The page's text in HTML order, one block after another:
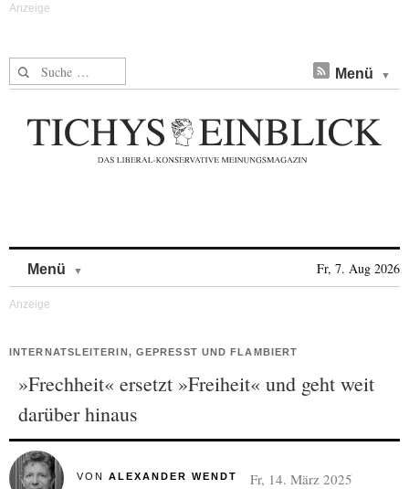
Suche nach: Menü
Menü Fr, 7. Aug 2026
INTERNATSLEITERIN, GEPRESST UND FLAMBIERT
»Frechheit« ersetzt »Freiheit« und geht weit
darüber hinaus
VON ALEXANDER WENDT Fr, 14. März 2025